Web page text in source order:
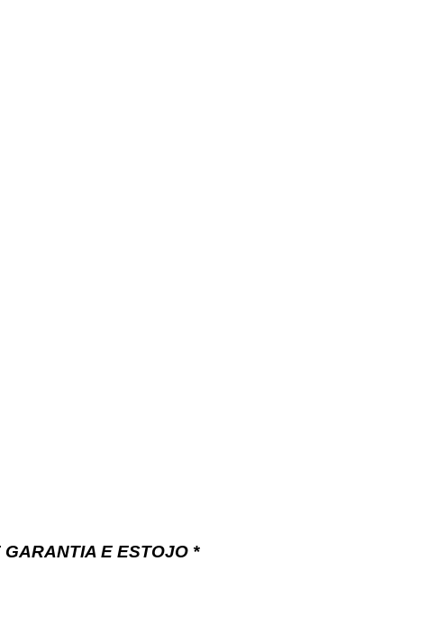
E ESTOJO *